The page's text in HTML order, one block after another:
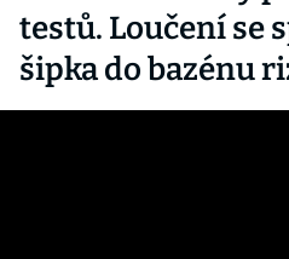
testů. Loučení se
šipka do bazénu